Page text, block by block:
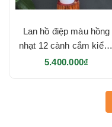
Lan hồ điệp màu hồng
nhạt 12 cành cắm kiểu -
HD623
5.400.000₫